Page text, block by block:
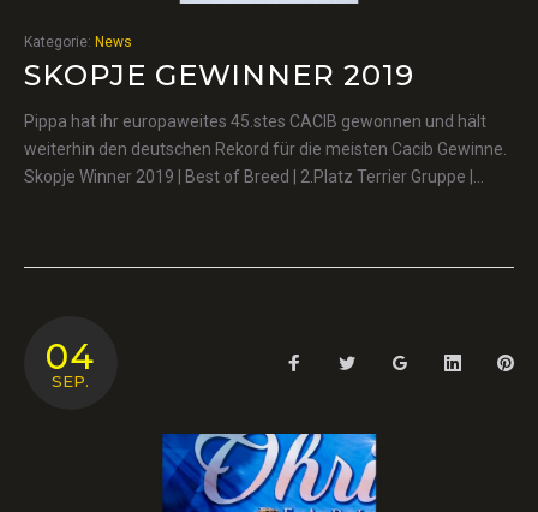
GLORY
Kategorie: News
SKOPJE GEWINNER 2019
Pippa hat ihr europaweites 45.stes CACIB gewonnen und hält
weiterhin den deutschen Rekord für die meisten Cacib Gewinne.
Skopje Winner 2019 | Best of Breed | 2.Platz Terrier Gruppe |…
04
SEP.
FacebookTwitter Google+ LinkedIn